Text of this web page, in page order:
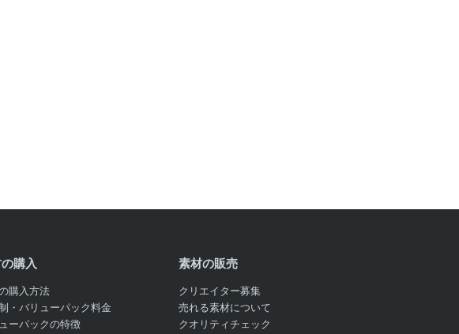
購入
購入方法
・バリューパック料金
ーパックの特徴
素材の販売
クリエイター募集
売れる素材について
クオリティチェック